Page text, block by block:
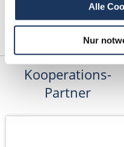
Alle
Nur
Kooperations-
Partner